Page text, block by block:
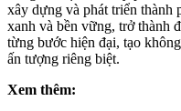
xây dựng và phát triển thành
xanh và bền vững, trở thành
từng bước hiện đại, tạo
ấn tượng riêng biệt.
Xem thêm: